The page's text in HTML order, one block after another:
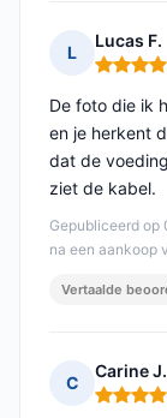
L
Lucas F.
Gepubliceerd op
na een aankoop
De foto die ik
en je herkent
dat de
ziet de kabel.
Vertaalde
C
Carine J.